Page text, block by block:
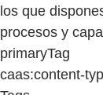
los que
procesos y
primaryTag
caas:content-